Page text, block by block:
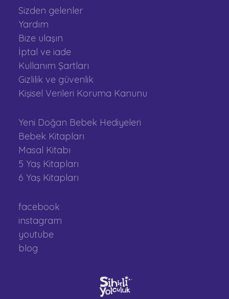
Sizden gelenler
Yardım
Bize ulaşın
İptal ve iade
Kullanım Şartları
Gizlilik ve güvenlik
Kişisel Verileri Koruma Kanunu
Yeni Doğan Bebek Hediyeleri
Bebek Kitapları
Masal Kitabı
5 Yaş Kitapları
6 Yaş Kitapları
facebook
instagram
youtube
blog